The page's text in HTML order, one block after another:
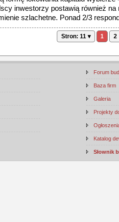
inwestorzy postawią również na
szlachetne. Ponad 2/3
Stron: 11 ▾ 1 2
Forum
Baza firm
Galeria
Projekty
Katalog
Słownik